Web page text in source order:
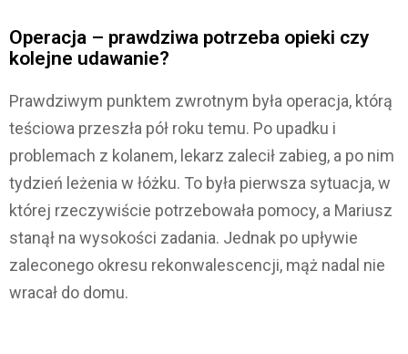
Operacja – prawdziwa potrzeba opieki czy
kolejne udawanie?
Prawdziwym punktem zwrotnym była operacja, którą
teściowa przeszła pół roku temu. Po upadku i
problemach z kolanem, lekarz zalecił zabieg, a po nim
tydzień leżenia w łóżku. To była pierwsza sytuacja, w
której rzeczywiście potrzebowała pomocy, a Mariusz
stanął na wysokości zadania. Jednak po upływie
zaleconego okresu rekonwalescencji, mąż nadal nie
wracał do domu.